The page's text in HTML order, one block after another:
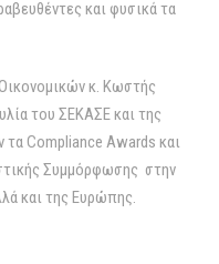
και φυσικά τα
κ. Κωστής
του ΣΕΚΑΣΕ και της
Compliance Awards και
Συμμόρφωσης στην
και της Ευρώπης.